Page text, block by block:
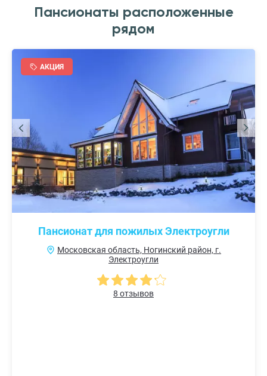
Пансионаты расположенные
рядом
АКЦИЯ
Пансионат для пожилых Электроугли
Московская область, Ногинский район, г.
Электроугли
8 отзывов